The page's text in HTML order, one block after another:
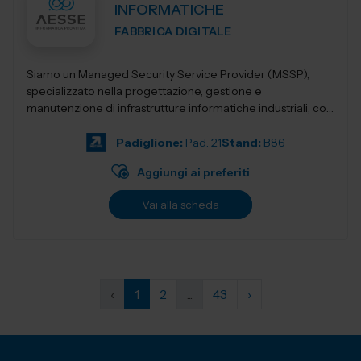
INFORMATICHE
FABBRICA DIGITALE
Siamo un Managed Security Service Provider (MSSP),
specializzato nella progettazione, gestione e
manutenzione di infrastrutture informatiche industriali, con
Padiglione: Pad. 21Stand: B86
Aggiungi ai preferiti
Vai alla scheda
‹ 1 2 ... 43 ›